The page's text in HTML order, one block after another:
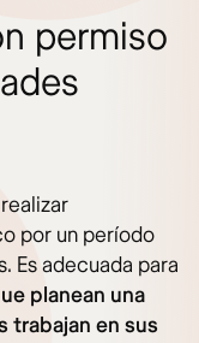
permiso
por un período
Es adecuada para
planean una
trabajan en sus